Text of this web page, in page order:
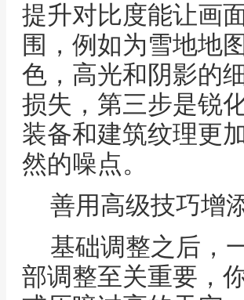
提升对比度能让画
围，例如为雪地地
色，高光和阴影的
损失，第三步是锐
装备和建筑纹理更
然的噪点。
善用高级技巧增
基础调整之后，
部调整至关重要，